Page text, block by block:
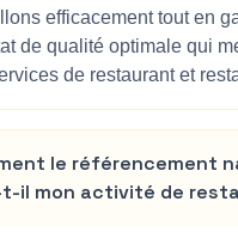
efficacement tout en
de qualité optimale qui
de restaurant et
le référencement
il mon activité de